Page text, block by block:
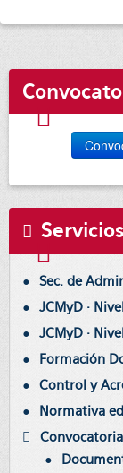
Sec. de
JCMyD ·
JCMyD ·
Formación
Control y
Normativa